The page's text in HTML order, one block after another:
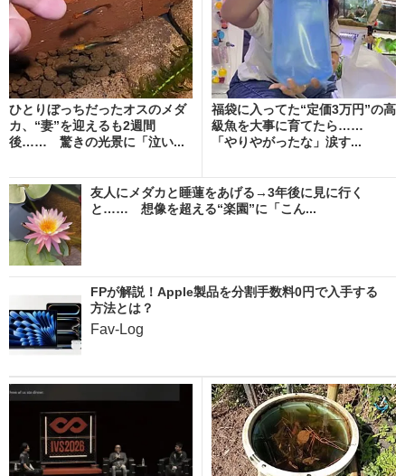
ひとりぼっちだったオスのメダ
カ、“妻”を迎えるも2週間
後…… 驚きの光景に「泣い...
福袋に入ってた“定価3万円”の高
級魚を大事に育てたら……
「やりやがったな」涙す...
友人にメダカと睡蓮をあげる→3年後に見に行く
と…… 想像を超える“楽園”に「こん...
FPが解説！Apple製品を分割手数料0円で入手する
方法とは？
Fav-Log